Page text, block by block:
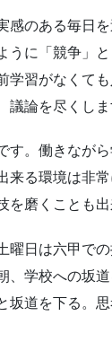
感のある毎日
うに「競争」
学習がなくて
議論を尽くし
す。働きなが
来る環境は非
を磨くことも
曜日は六甲で
、学校への坂
坂道を下る。